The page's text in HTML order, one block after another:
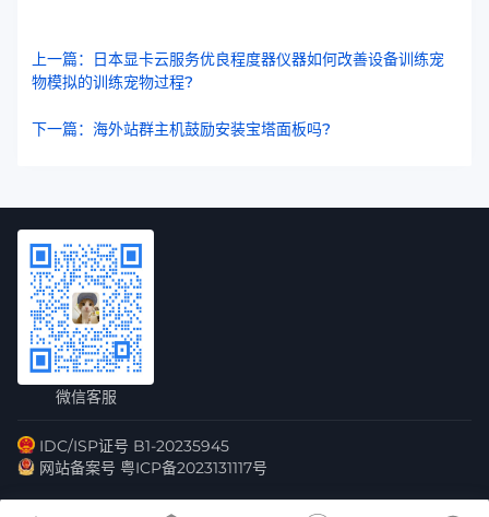
上一篇：日本显卡云服务优良程度器仪器如何改善设备训练宠
物模拟的训练宠物过程?
下一篇：海外站群主机鼓励安装宝塔面板吗?
微信客服
IDC/ISP证号 B1-20235945
网站备案号 粤ICP备2023131117号